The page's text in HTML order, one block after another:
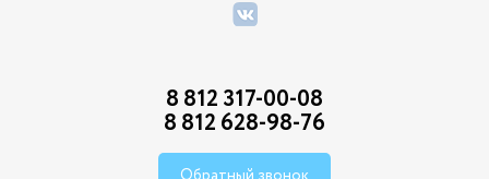
8 812 317-00-08
8 812 628-98-76